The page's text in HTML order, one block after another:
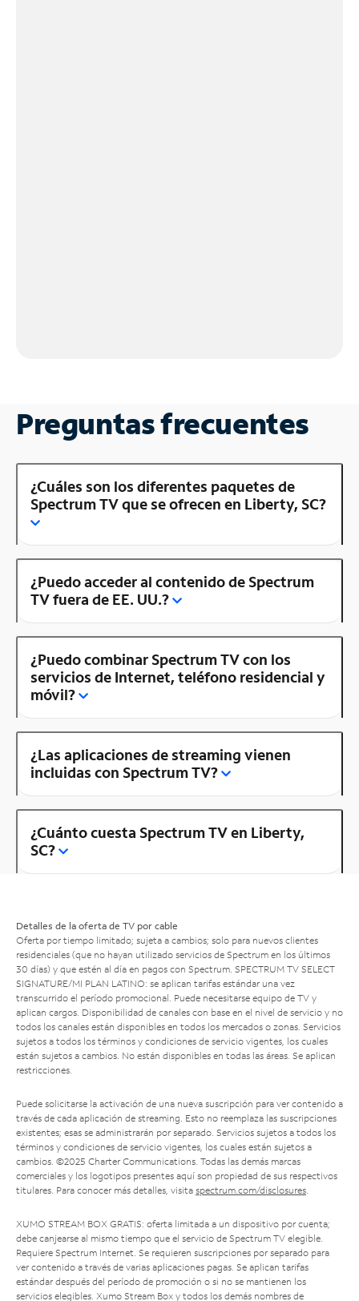
Preguntas frecuentes
¿Cuáles son los diferentes paquetes de
Spectrum TV que se ofrecen en Liberty, SC?
¿Puedo acceder al contenido de Spectrum
TV fuera de EE. UU.?
¿Puedo combinar Spectrum TV con los
servicios de Internet, teléfono residencial y
móvil?
¿Las aplicaciones de streaming vienen
incluidas con Spectrum TV?
¿Cuánto cuesta Spectrum TV en Liberty,
SC?
Detalles de la oferta de TV por cable
Oferta por tiempo limitado; sujeta a cambios; solo para nuevos clientes
residenciales (que no hayan utilizado servicios de Spectrum en los últimos
30 días) y que estén al día en pagos con Spectrum. SPECTRUM TV SELECT
SIGNATURE/MI PLAN LATINO: se aplican tarifas estándar una vez
transcurrido el período promocional. Puede necesitarse equipo de TV y
aplican cargos. Disponibilidad de canales con base en el nivel de servicio y no
todos los canales están disponibles en todos los mercados o zonas. Servicios
sujetos a todos los términos y condiciones de servicio vigentes, los cuales
están sujetos a cambios. No están disponibles en todas las áreas. Se aplican
restricciones.
Puede solicitarse la activación de una nueva suscripción para ver contenido a
través de cada aplicación de streaming. Esto no reemplaza las suscripciones
existentes; esas se administrarán por separado. Servicios sujetos a todos los
términos y condiciones de servicio vigentes, los cuales están sujetos a
cambios. ©2025 Charter Communications. Todas las demás marcas
comerciales y los logotipos presentes aquí son propiedad de sus respectivos
titulares. Para conocer más detalles, visita spectrum.com/disclosures.
XUMO STREAM BOX GRATIS: oferta limitada a un dispositivo por cuenta;
debe canjearse al mismo tiempo que el servicio de Spectrum TV elegible.
Requiere Spectrum Internet. Se requieren suscripciones por separado para
ver contenido a través de varias aplicaciones pagas. Se aplican tarifas
estándar después del período de promoción o si no se mantienen los
servicios elegibles. Xumo Stream Box y todos los demás nombres de